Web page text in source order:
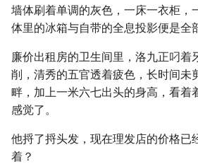
墙体刷着单调的灰色，一床一衣柜，
体里的冰箱与自带的全息投影便是全
廉价出租房的卫生间里，洛九正叼着
削，清秀的五官透着疲色，长时间未
畔，加上一米六七出头的身高，看着
感觉了。
他捋了捋头发，现在理发店的价格已
着？